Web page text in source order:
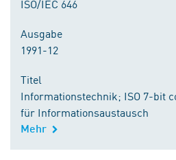
ISO/IEC 646
Ausgabe
1991-12
Titel
Informationstechnik; ISO 7-bit
für Informationsaustausch
Mehr